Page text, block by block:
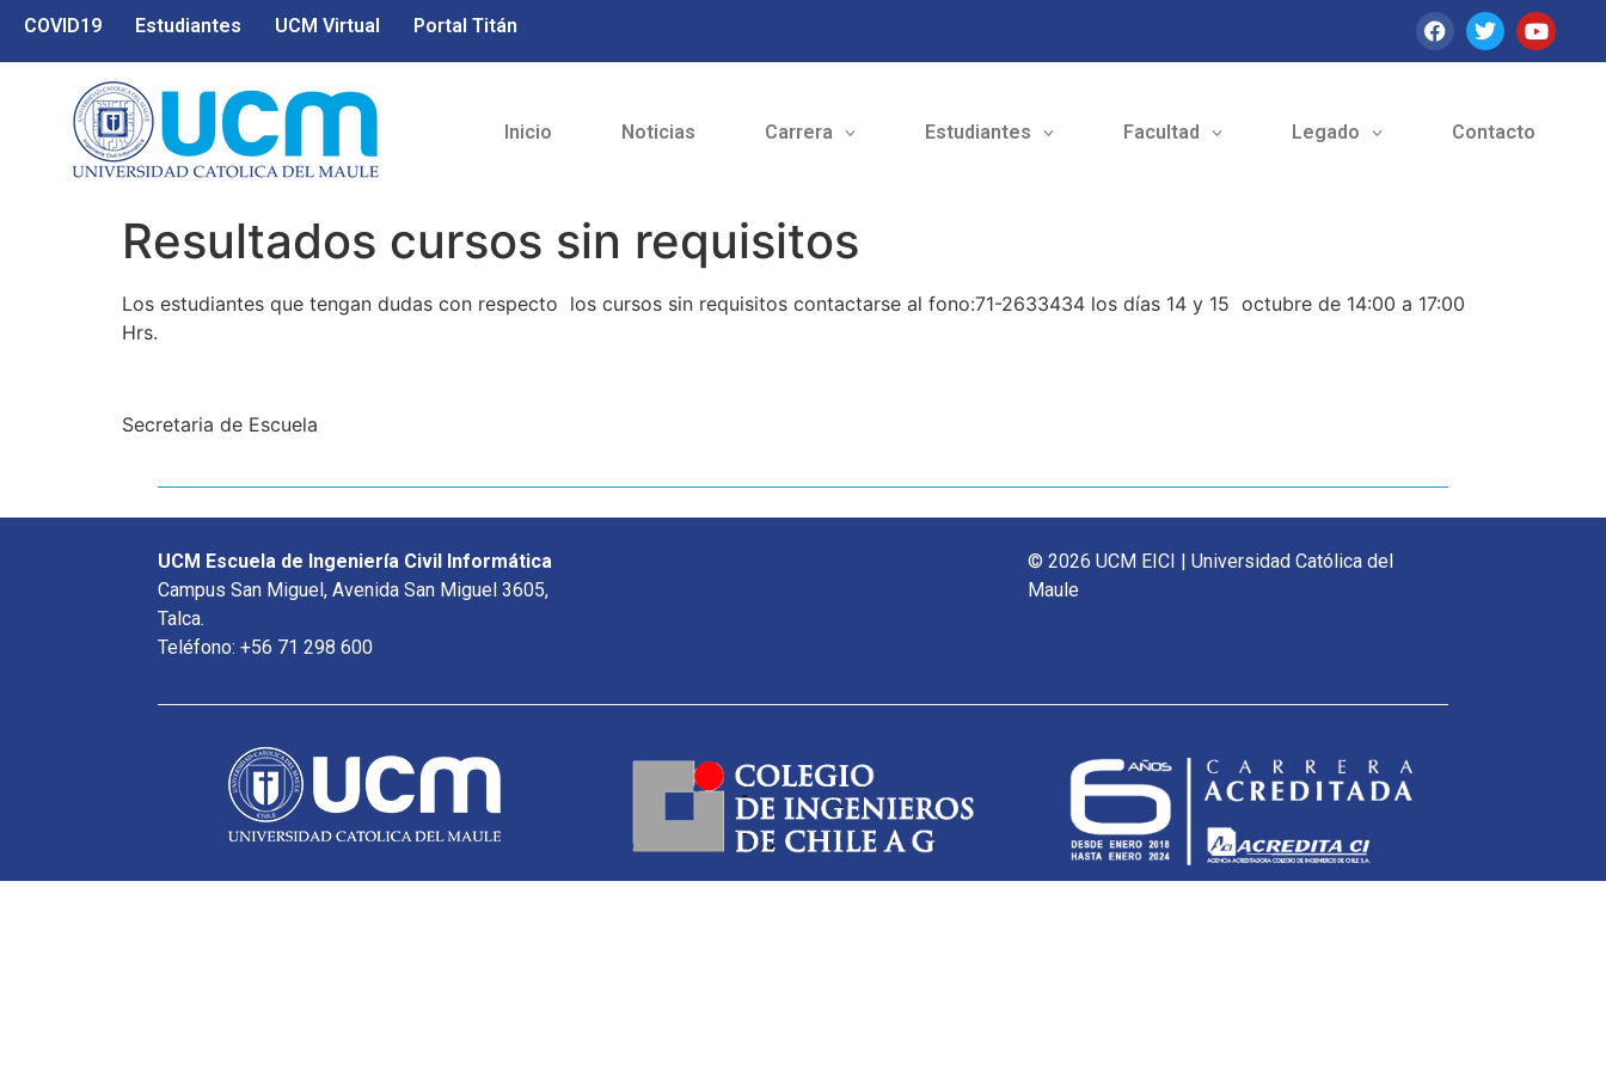
COVID19 Estudiantes UCM Virtual Portal Titán
Inicio Noticias Carrera Estudiantes Facultad Legado Contacto
Resultados cursos sin requisitos
Los estudiantes que tengan dudas con respecto los cursos sin requisitos contactarse al fono:71-2633434 los días 14 y 15 octubre de 14:00 a 17:00
Hrs.
Secretaria de Escuela
UCM Escuela de Ingeniería Civil Informática
Campus San Miguel, Avenida San Miguel 3605,
Talca.
Teléfono: +56 71 298 600
© 2026 UCM EICI | Universidad Católica del
Maule